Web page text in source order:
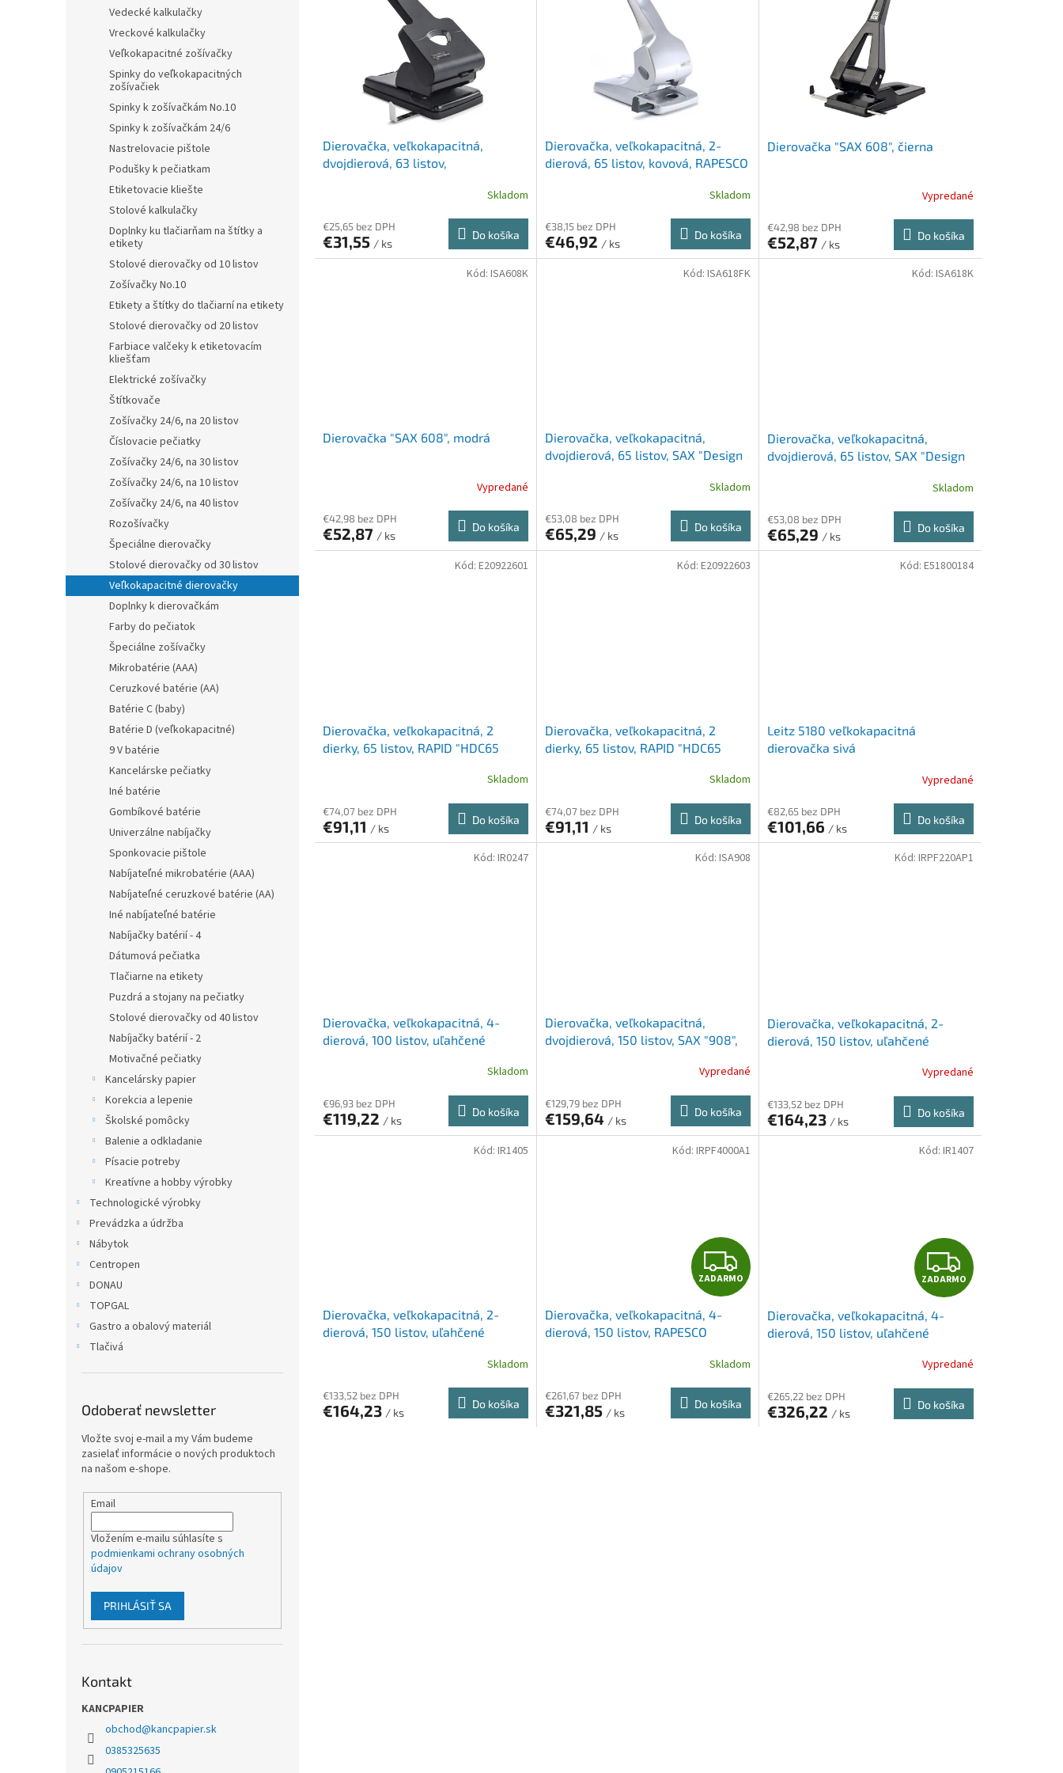
Vedecké kalkulačky
Vreckové kalkulačky
Veľkokapacitné zošívačky
Spinky do veľkokapacitných
zošívačiek
Spinky k zošívačkám No.10
Spinky k zošívačkám 24/6
Nastrelovacie pištole
Podušky k pečiatkam
Etiketovacie kliešte
Stolové kalkulačky
Doplnky ku tlačiarňam na štítky a
etikety
Stolové dierovačky od 10 listov
Zošívačky No.10
Etikety a štítky do tlačiarní na etikety
Stolové dierovačky od 20 listov
Farbiace valčeky k etiketovacím
kliešťam
Elektrické zošívačky
Štítkovače
Zošívačky 24/6, na 20 listov
Číslovacie pečiatky
Zošívačky 24/6, na 30 listov
Zošívačky 24/6, na 10 listov
Zošívačky 24/6, na 40 listov
Rozošívačky
Špeciálne dierovačky
Stolové dierovačky od 30 listov
Veľkokapacitné dierovačky
Doplnky k dierovačkám
Farby do pečiatok
Špeciálne zošívačky
Mikrobatérie (AAA)
Ceruzkové batérie (AA)
Batérie C (baby)
Batérie D (veľkokapacitné)
9 V batérie
Kancelárske pečiatky
Iné batérie
Gombíkové batérie
Univerzálne nabíjačky
Sponkovacie pištole
Nabíjateľné mikrobatérie (AAA)
Nabíjateľné ceruzkové batérie (AA)
Iné nabíjateľné batérie
Nabíjačky batérií - 4
Dátumová pečiatka
Tlačiarne na etikety
Puzdrá a stojany na pečiatky
Stolové dierovačky od 40 listov
Nabíjačky batérií - 2
Motivačné pečiatky
Kancelársky papier
Korekcia a lepenie
Školské pomôcky
Balenie a odkladanie
Písacie potreby
Kreatívne a hobby výrobky
Technologické výrobky
Prevádzka a údržba
Nábytok
Centropen
DONAU
TOPGAL
Gastro a obalový materiál
Tlačivá
Odoberať newsletter
Vložte svoj e-mail a my Vám budeme
zasielať informácie o nových produktoch
na našom e-shope.
Email
Vložením e-mailu súhlasíte s
podmienkami ochrany osobných
údajov
PRIHLÁSIŤ SA
Kontakt
KANCPAPIER
obchod@kancpapier.sk
0385325635
Dierovačka, veľkokapacitná,
dvojdierová, 63 listov,
Skladom
€25,65 bez DPH
€31,55 / ks
Do košíka
Dierovačka, veľkokapacitná, 2-
dierová, 65 listov, kovová, RAPESCO
Skladom
€38,15 bez DPH
€46,92 / ks
Do košíka
Dierovačka "SAX 608", čierna
Vypredané
€42,98 bez DPH
€52,87 / ks
Do košíka
Dierovačka "SAX 608", modrá
Vypredané
€42,98 bez DPH
€52,87 / ks
Do košíka
Kód: ISA608K
Dierovačka, veľkokapacitná,
dvojdierová, 65 listov, SAX "Design
Skladom
€53,08 bez DPH
€65,29 / ks
Do košíka
Kód: ISA618FK
Dierovačka, veľkokapacitná,
dvojdierová, 65 listov, SAX "Design
Skladom
€53,08 bez DPH
€65,29 / ks
Do košíka
Kód: ISA618K
Dierovačka, veľkokapacitná, 2
dierky, 65 listov, RAPID "HDC65
Skladom
€74,07 bez DPH
€91,11 / ks
Do košíka
Kód: E20922601
Dierovačka, veľkokapacitná, 2
dierky, 65 listov, RAPID "HDC65
Skladom
€74,07 bez DPH
€91,11 / ks
Do košíka
Kód: E20922603
Leitz 5180 veľkokapacitná
dierovačka sivá
Vypredané
€82,65 bez DPH
€101,66 / ks
Do košíka
Kód: E51800184
Dierovačka, veľkokapacitná, 4-
dierová, 100 listov, uľahčené
Skladom
€96,93 bez DPH
€119,22 / ks
Do košíka
Kód: IR0247
Dierovačka, veľkokapacitná,
dvojdierová, 150 listov, SAX "908",
Vypredané
€129,79 bez DPH
€159,64 / ks
Do košíka
Kód: ISA908
Dierovačka, veľkokapacitná, 2-
dierová, 150 listov, uľahčené
Vypredané
€133,52 bez DPH
€164,23 / ks
Do košíka
Kód: IRPF220AP1
Dierovačka, veľkokapacitná, 2-
dierová, 150 listov, uľahčené
Skladom
€133,52 bez DPH
€164,23 / ks
Do košíka
Kód: IR1405
Z
A
A
R
M
ZADARMO
Dierovačka, veľkokapacitná, 4-
dierová, 150 listov, RAPESCO
Skladom
€261,67 bez DPH
€321,85 / ks
Do košíka
Kód: IRPF4000A1
Z
A
A
R
M
ZADARMO
Dierovačka, veľkokapacitná, 4-
dierová, 150 listov, uľahčené
Vypredané
€265,22 bez DPH
€326,22 / ks
Do košíka
Kód: IR1407